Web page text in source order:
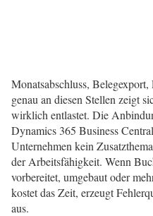
Monatsabschluss,
genau an diesen Stellen zeigt
wirklich entlastet. Die
Dynamics 365 Business
Unternehmen kein
der Arbeitsfähigkeit. Wenn
vorbereitet, umgebaut oder
kostet das Zeit, erzeugt
aus.